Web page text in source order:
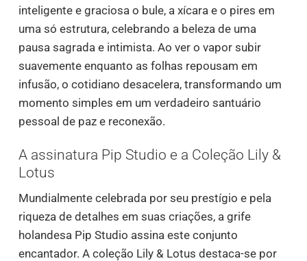
inteligente e graciosa o bule, a xícara e o pires em
uma só estrutura, celebrando a beleza de uma
pausa sagrada e intimista. Ao ver o vapor subir
suavemente enquanto as folhas repousam em
infusão, o cotidiano desacelera, transformando um
momento simples em um verdadeiro santuário
pessoal de paz e reconexão.
A assinatura Pip Studio e a Coleção Lily &
Lotus
Mundialmente celebrada por seu prestígio e pela
riqueza de detalhes em suas criações, a grife
holandesa Pip Studio assina este conjunto
encantador. A coleção Lily & Lotus destaca-se por